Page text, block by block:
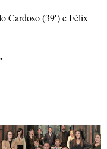
Cardoso (39′) e Félix